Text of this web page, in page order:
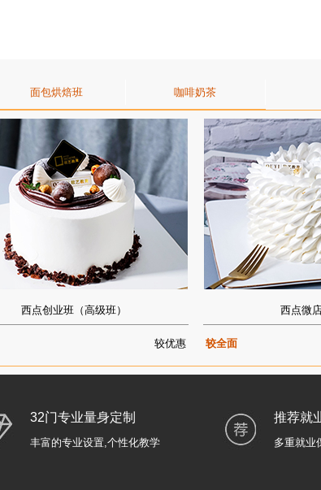
面包烘焙班 咖啡奶茶
西点创业班（高级班）
较优惠
西点微
较全面
32门专业量身定制
丰富的专业设置,个性化教学
推荐就
多重就业